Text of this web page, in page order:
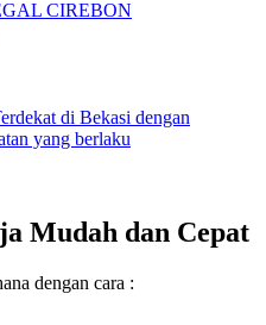
CIREBON
di Bekasi dengan
yang berlaku
Mudah dan Cepat
dengan cara :